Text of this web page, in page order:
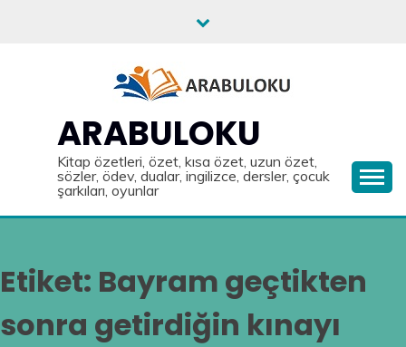
ARABULOKU
Kitap özetleri, özet, kısa özet, uzun özet,
sözler, ödev, dualar, ingilizce, dersler, çocuk
şarkıları, oyunlar
Etiket: Bayram geçtikten
sonra getirdiğin kınayı